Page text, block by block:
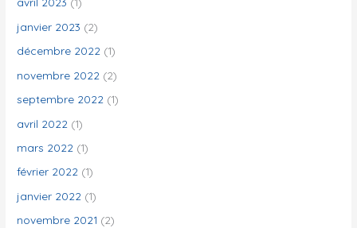
janvier 2023 (2)
décembre 2022 (1)
novembre 2022 (2)
septembre 2022 (1)
avril 2022 (1)
mars 2022 (1)
février 2022 (1)
janvier 2022 (1)
novembre 2021 (2)